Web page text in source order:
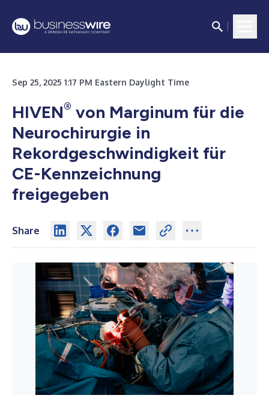
Sep 25, 2025 1:17 PM Eastern Daylight Time
HIVEN® von Marginum für die
Neurochirurgie in
Rekordgeschwindigkeit für
CE-Kennzeichnung
freigegeben
Share